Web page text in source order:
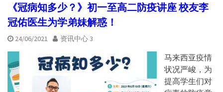
《冠病知多少？》初一至高二防疫讲座 校友李
冠佑医生为学弟妹解惑！
24/06/2021 资讯中心 3
马来西亚疫情
状况严峻，为
提高学生们对